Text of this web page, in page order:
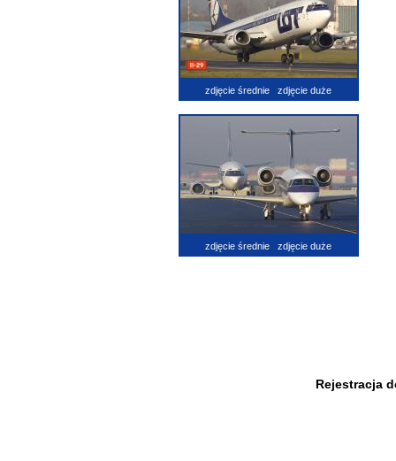
zdjęcie średnie zdjęcie duże
zdjęcie średnie zdjęcie duże
Rejestracja